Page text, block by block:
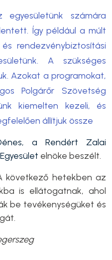
számára
Így például a múlt
rendezvénybiztosítási
A szükséges
Azokat a programokat,
Polgárőr Szövetség
kiemelten kezeli, és
állítjuk össze
a Rendért Zalai
elnöke beszélt.
következő hetekben az
is ellátogatnak, ahol
be tevékenységüket és